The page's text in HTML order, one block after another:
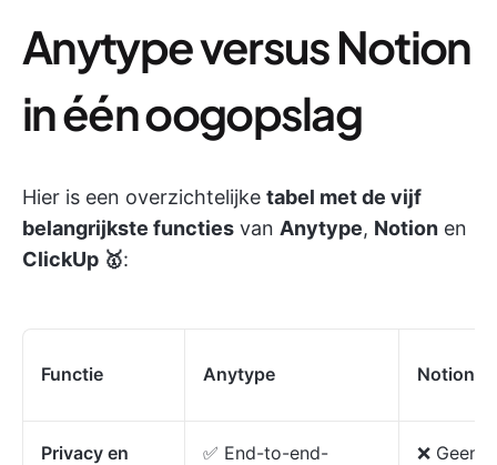
Anytype versus Notion
in één oogopslag
Hier is een overzichtelijke tabel met de vijf
belangrijkste functies van Anytype, Notion en
ClickUp 🥇:
Functie Anytype Notion
Privacy en
✅ End-to-end-
❌ Geen